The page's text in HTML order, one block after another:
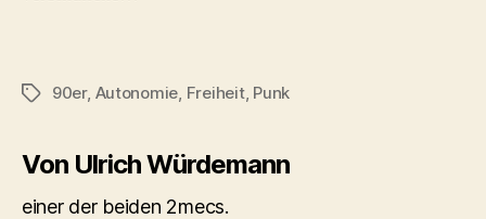
Schlagwörter
90er, Autonomie Freiheit, Punk
Von Ulrich Würdemann
einer der beiden 2mecs.